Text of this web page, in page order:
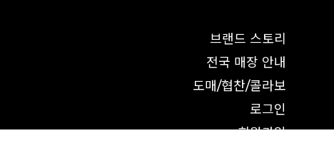
브랜드 스토리
전국 매장 안내
도매/협찬/콜라보
로그인
회원가입